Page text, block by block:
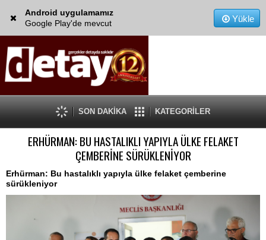
Android uygulamamız
Google Play'de mevcut
Yükle
SON DAKİKA KATEGORİLER
ERHÜRMAN: BU HASTALIKLI YAPIYLA ÜLKE FELAKET
ÇEMBERİNE SÜRÜKLENİYOR
Erhürman: Bu hastalıklı yapıyla ülke felaket çemberine
sürükleniyor